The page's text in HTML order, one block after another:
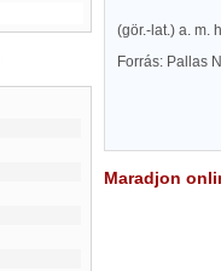
(gör.-lat.) a. m.
Forrás: Pallas
Maradjon